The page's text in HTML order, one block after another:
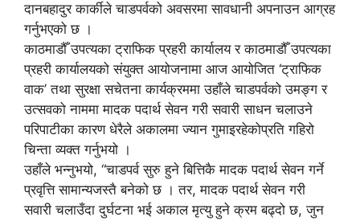
दानबहादुर कार्कीले चाडपर्वको अवसरमा सावधानी अपनाउन आग्रह
गर्नुभएको छ ।
काठमाडौँ उपत्यका ट्राफिक प्रहरी कार्यालय र काठमाडौँ उपत्यका
प्रहरी कार्यालयको संयुक्त आयोजनामा आज आयोजित ‘ट्राफिक
वाक’ तथा सुरक्षा सचेतना कार्यक्रममा उहाँले चाडपर्वको उमङ्ग र
उत्सवको नाममा मादक पदार्थ सेवन गरी सवारी साधन चलाउने
परिपाटीका कारण धेरैले अकालमा ज्यान गुमाइरहेकोप्रति गहिरो
चिन्ता व्यक्त गर्नुभयो ।
उहाँले भन्नुभयो, “चाडपर्व सुरु हुने बित्तिकै मादक पदार्थ सेवन गर्ने
प्रवृत्ति सामान्यजस्तै बनेको छ । तर, मादक पदार्थ सेवन गरी
सवारी चलाउँदा दुर्घटना भई अकाल मृत्यु हुने क्रम बढ्दो छ, जुन